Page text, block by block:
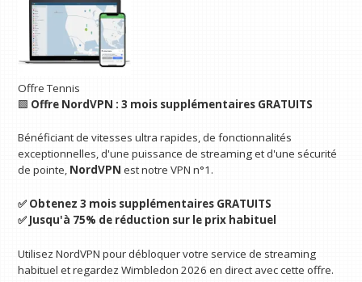
Offre Tennis
🟩 Offre NordVPN : 3 mois supplémentaires GRATUITS
Bénéficiant de vitesses ultra rapides, de fonctionnalités
exceptionnelles, d'une puissance de streaming et d'une sécurité
de pointe, NordVPN est notre VPN n°1.
✅ Obtenez 3 mois supplémentaires GRATUITS
✅ Jusqu'à 75% de réduction sur le prix habituel
Utilisez NordVPN pour débloquer votre service de streaming
habituel et regardez Wimbledon 2026 en direct avec cette offre.